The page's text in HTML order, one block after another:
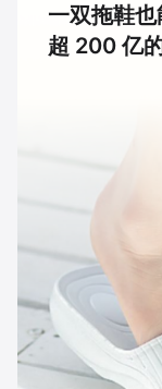
一双拖鞋
超 200 亿